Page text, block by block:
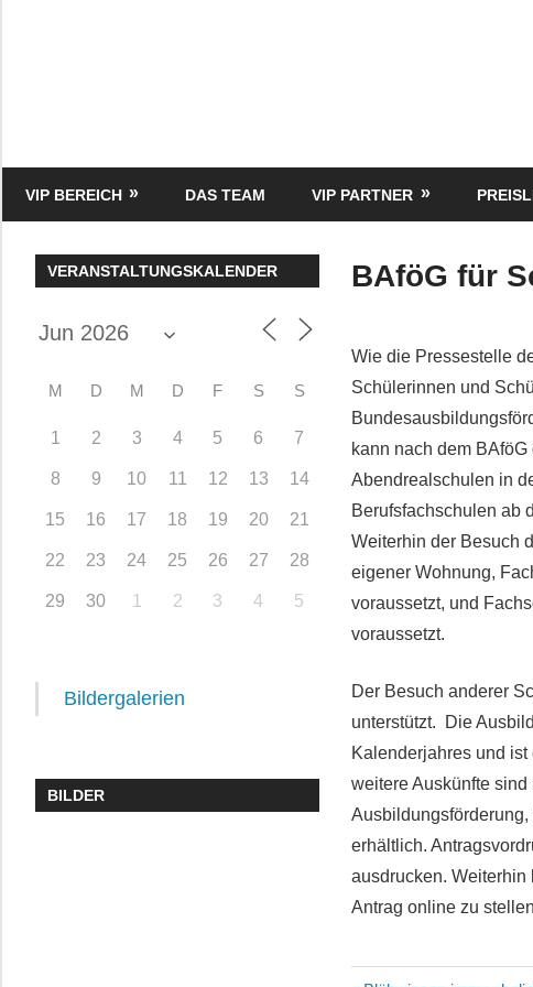
Media
VIP BEREICH DAS TEAM VIP PARTNER
BAföG für
Wie die Pressestelle
Schülerinnen und
kann nach dem
Abendrealschulen in
Berufsfachschulen ab
Weiterhin der Besuch
eigener Wohnung,
voraussetzt, und
voraussetzt.
Der Besuch anderer
unterstützt. Die
Kalenderjahres und
weitere Auskünfte
erhältlich.
ausdrucken.
Antrag online zu
VERANSTALTUNGSKALENDER
M D M D F S S
1 2 3 4 5 6 7
8 9 10 11 12 13 14
15 16 17 18 19 20 21
22 23 24 25 26 27 28
29 30 1 2 3 4 5
Bildergalerien
BILDER